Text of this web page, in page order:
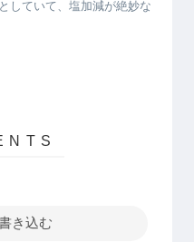
していて、塩加減が絶妙な
き込む